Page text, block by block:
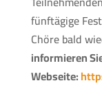
fünftägige
Chöre bald
informieren
Webseite: